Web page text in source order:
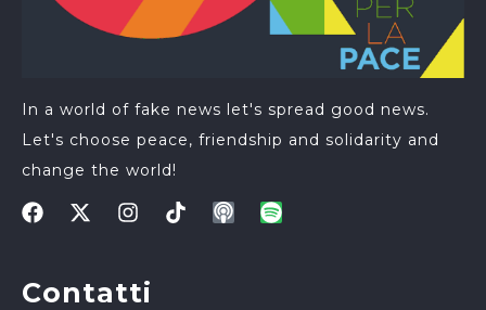
In a world of fake news let's spread good news.
Let's choose peace, friendship and solidarity and
change the world!
Contatti